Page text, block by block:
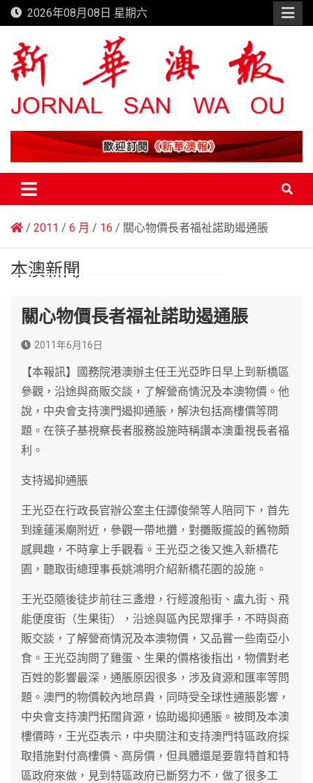
Skip
to
content
2026年08月08日 星期六
新華澳報
2011 6 月 16 關心物價長者福祉諾助遏通脹
本澳新聞
關心物價長者福祉諾助遏通脹
2011年6月16日
【本報訊】國務院港澳辦主任王光亞昨日早上到新橋區
參觀，沿途與商販交談，了解營商情況及本澳物價。他
說，中央會支持澳門遏抑通脹，解決包括高樓價等問
題。在筷子基視察長者服務設施時稱讚本澳重視長者福
利。
支持遏抑通脹
王光亞在行政長官辦公室主任譚俊榮等人陪同下，首先
到達蓮溪廟附近，參觀一帶地攤，對攤販擺設的舊物頗
感興趣，不時拿上手觀看。王光亞之後又進入新橋花
園，聽取街總理事長姚鴻明介紹新橋花園的設施。
王光亞隨後徒步前往三盞燈，行經渡船街、盧九街、飛
能便度街（生果街），沿途與區內民眾揮手，不時與商
販交談，了解營商情況及本澳物價，又品嘗一些南亞小
食。王光亞詢問了雞蛋、生果的價格後指出，物價對老
百姓的影響最深，通脹原因很多，涉及貨源和匯率等問
題。澳門的物價較內地昂貴，同時受全球性通脹影響，
中央會支持澳門拓闊貨源，協助遏抑通脹。被問及本澳
樓價時，王光亞表示，中央關注和支持澳門特區政府採
取措施對付高樓價、高房價，但具體還是要靠特首和特
區政府來做，見到特區政府已斷努力不，做了很多工